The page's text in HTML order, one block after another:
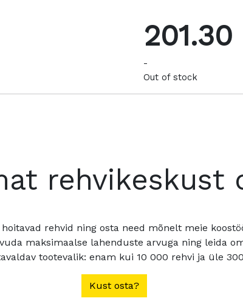
-
Out of stock
rehvikeskust
rehvid ning osta need mõnelt meie
maksimaalse lahenduste arvuga ning leida
tootevalik: enam kui 10 000 rehvi ja üle
Kust osta?